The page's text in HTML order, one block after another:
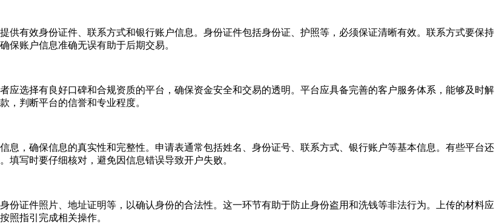
供有效身份证件、联系方式和银行账户信息。身份证件包括身份证、护照等，必须保证清晰有效。联系方式要保持
保账户信息准确无误有助于后期交易。
应选择有良好口碑和合规资质的平台，确保资金安全和交易的透明。平台应具备完善的客户服务体系，能够及时解
，判断平台的信誉和专业程度。
息，确保信息的真实性和完整性。申请表通常包括姓名、身份证号、联系方式、银行账户等基本信息。有些平台还
写时要仔细核对，避免因信息错误导致开户失败。
份证件照片、地址证明等，以确认身份的合法性。这一环节有助于防止身份盗用和洗钱等非法行为。上传的材料应
照指引完成相关操作。